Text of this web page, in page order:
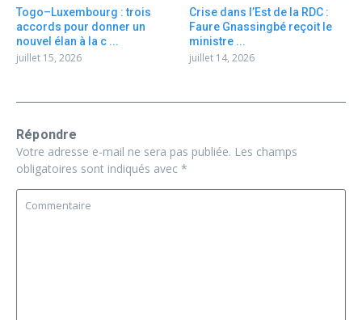
Togo–Luxembourg : trois
accords pour donner un
nouvel élan à la c ...
juillet 15, 2026
Crise dans l’Est de la RDC :
Faure Gnassingbé reçoit le
ministre ...
juillet 14, 2026
Répondre
Votre adresse e-mail ne sera pas publiée. Les champs
obligatoires sont indiqués avec *